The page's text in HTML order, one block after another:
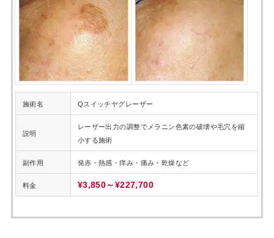
Qスイッチ
ヤグ(YAG)レーザー
施術名 Qスイッチヤグレーザー
説明
レーザー出力の調整でメラニン色素の破壊や毛穴を縮
小する施術
副作用 発赤・熱感・痒み・痛み・乾燥など
料金 ¥3,850～¥227,700